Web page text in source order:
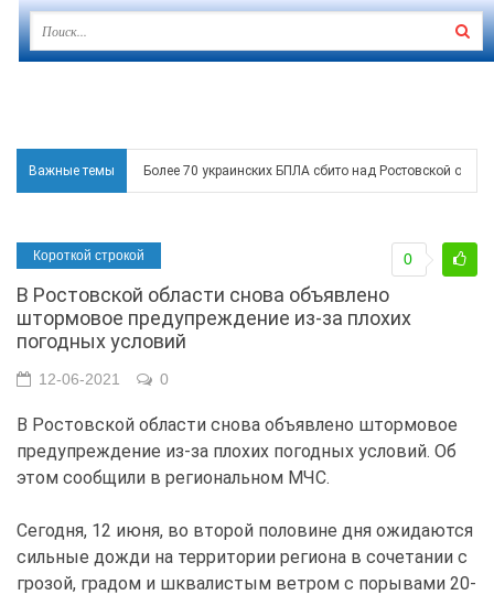
Важные темы Более 70 украинских БПЛА сбито над Ростовской
Над Ростовской областью в ночь на 8 августа сбито
Застройщики: градостроительная политика на Дону
Режим ЧС регионального характера начал
Короткой строкой
В Ростовской области снова объявлено
штормовое предупреждение из-за плохих
погодных условий
0
12-06-2021 0
В Ростовской области снова объявлено штормовое
предупреждение из-за плохих погодных условий. Об
этом сообщили в региональном МЧС.
Сегодня, 12 июня, во второй половине дня ожидаются
сильные дожди на территории региона в сочетании с
грозой, градом и шквалистым ветром с порывами 20-